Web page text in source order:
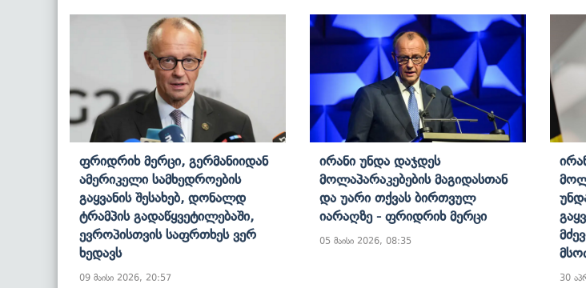
Ფრიდრიხ Მერცი, Გერმანიიდან
Ამერიკელი Სამხედროების
Გაყვანის Შესახებ, Დონალდ
Ტრამპის Გადაწყვეტილებაში,
Ევროპისთვის Საფრთხეს Ვერ
Ხედავს
09 მაისი 2026, 20:57
Ირანი Უნდა Დაჯდეს
Მოლაპარაკებების Მაგიდასთან
Და Უარი Თქვას Ბირთვულ
Იარაღზე - Ფრიდრიხ Მერცი
05 მაისი 2026, 08:35
30